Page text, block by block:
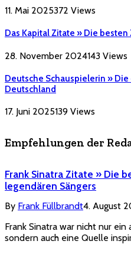
11. Mai 2025372 Views
Das Kapital Zitate » Die besten
28. November 2024143 Views
Deutsche Schauspielerin »
Deutschland
17. Juni 2025139 Views
Empfehlungen der
Frank Sinatra Zitate » Die
legendären Sängers
By Frank Füllbrandt4. August
Frank Sinatra war nicht nur
sondern auch eine Quelle